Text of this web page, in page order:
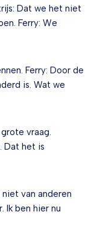
Dat we het niet
Ferry: We
Ferry: Door de
is. Wat we
vraag.
Dat het is
van anderen
Ik ben hier nu